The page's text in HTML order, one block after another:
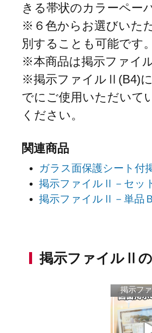
きる帯状のカラーペー
※６色からお選びいた
別することも可能です。
※本商品は掲示ファイ
※掲示ファイルⅡ(B4)
でにご使用いただいて
ください。
関連商品
ガラス面保護シート
掲示ファイルⅡ－セッ
掲示ファイルⅡ－単品
掲示ファイルⅡ